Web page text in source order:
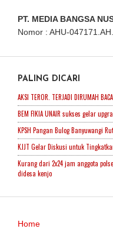
PT. MEDIA BANGSA
Nomor : AHU-
PALING DICARI
AKSI TEROR. TERJADI DIRUMAH
BEM FIKIA UNAIR sukses gelar
KPSH Pangan Bulog Banyuwangi
KJJT Gelar Diskusi untuk
Kurang dari 2x24 jam anggota
didesa kenjo
Home